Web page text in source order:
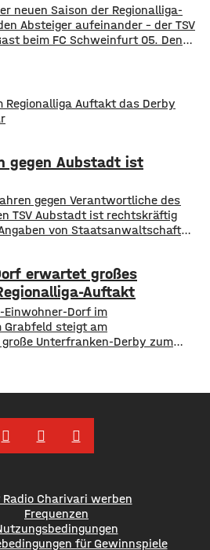
neuen Saison der Regionalliga-
Absteiger aufeinander – der TSV
beim FC Schweinfurt 05. Den
Prodanovic die
In der 34. Minute dann aber der
Noch
Auftakt das Derby
gegen Aubstadt ist
gegen Verantwortliche des
TSV Aubstadt ist rechtskräftig
von Staatsanwaltschaft
Das Amtsgericht Würzburg
Freiheitsstrafe auf Bewährung
in Höhe von insgesamt rund
hatten nachgewiesen, dass
2018 und
erwartet großes
Auftakt
Einwohner-Dorf im
Grabfeld steigt am
Unterfranken-Derby zum
kommen. Das
Radio Charivari werben
Frequenzen
für Gewinnspiele